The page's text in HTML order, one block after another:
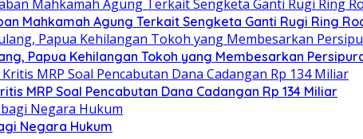
Mahkamah Agung Terkait Sengketa Ganti Rugi Ring
Papua Kehilangan Tokoh yang Membesarkan
MRP Soal Pencabutan Dana Cadangan Rp 134 Miliar
Negara Hukum